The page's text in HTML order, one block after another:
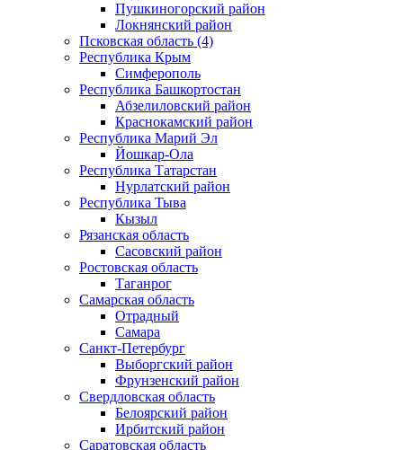
Пушкиногорский район
Локнянский район
Псковская область (4)
Республика Крым
Симферополь
Республика Башкортостан
Абзелиловский район
Краснокамский район
Республика Марий Эл
Йошкар-Ола
Республика Татарстан
Нурлатский район
Республика Тыва
Кызыл
Рязанская область
Сасовский район
Ростовская область
Таганрог
Самарская область
Отрадный
Самара
Санкт-Петербург
Выборгский район
Фрунзенский район
Свердловская область
Белоярский район
Ирбитский район
Саратовская область